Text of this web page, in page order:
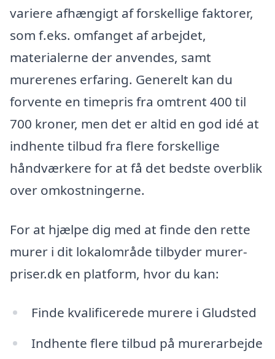
variere afhængigt af forskellige faktorer,
som f.eks. omfanget af arbejdet,
materialerne der anvendes, samt
murerenes erfaring. Generelt kan du
forvente en timepris fra omtrent 400 til
700 kroner, men det er altid en god idé at
indhente tilbud fra flere forskellige
håndværkere for at få det bedste overblik
over omkostningerne.
For at hjælpe dig med at finde den rette
murer i dit lokalområde tilbyder murer-
priser.dk en platform, hvor du kan:
Finde kvalificerede murere i Gludsted
Indhente flere tilbud på murerarbejde